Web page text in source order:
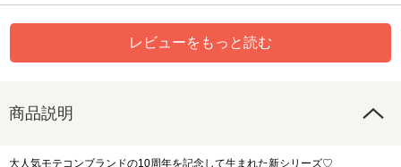
レビューをもっと読む
商品説明
大人気モテコンブランドの10周年を記念して生まれた新シリーズ♡